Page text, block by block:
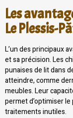
Les
Le Plessis-
L’un des principaux
et sa précision. Les
punaises de lit dans
atteindre, comme
meubles. Leur
permet d’optimiser
traitements inutiles.